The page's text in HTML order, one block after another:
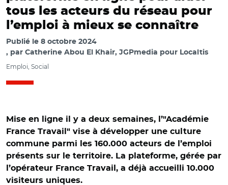
tous les acteurs du réseau pour
l’emploi à mieux se connaître
Publié le 8 octobre 2024
par Catherine Abou El Khair, JGPmedia pour Localtis
Emploi, Social
Mise en ligne il y a deux semaines, l’"Académie
France Travail" vise à développer une culture
commune parmi les 160.000 acteurs de l’emploi
présents sur le territoire. La plateforme, gérée par
l’opérateur France Travail, a déjà accueilli 10.000
visiteurs uniques.